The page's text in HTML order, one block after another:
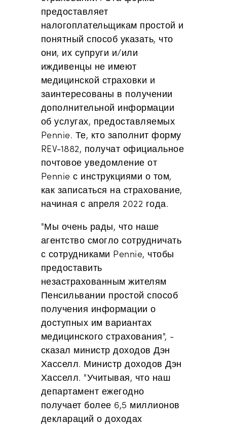
предоставляет
налогоплательщикам простой и
понятный способ указать, что
они, их супруги и/или
иждивенцы не имеют
медицинской страховки и
заинтересованы в получении
дополнительной информации
об услугах, предоставляемых
Pennie. Те, кто заполнит форму
REV-1882, получат официальное
почтовое уведомление от
Pennie с инструкциями о том,
как записаться на страхование,
начиная с апреля 2022 года.
"Мы очень рады, что наше
агентство смогло сотрудничать
с сотрудниками Pennie, чтобы
предоставить
незастрахованным жителям
Пенсильвании простой способ
получения информации о
доступных им вариантах
медицинского страхования", -
сказал министр доходов Дэн
Хасселл. Министр доходов Дэн
Хасселл. "Учитывая, что наш
департамент ежегодно
получает более 6,5 миллионов
деклараций о доходах